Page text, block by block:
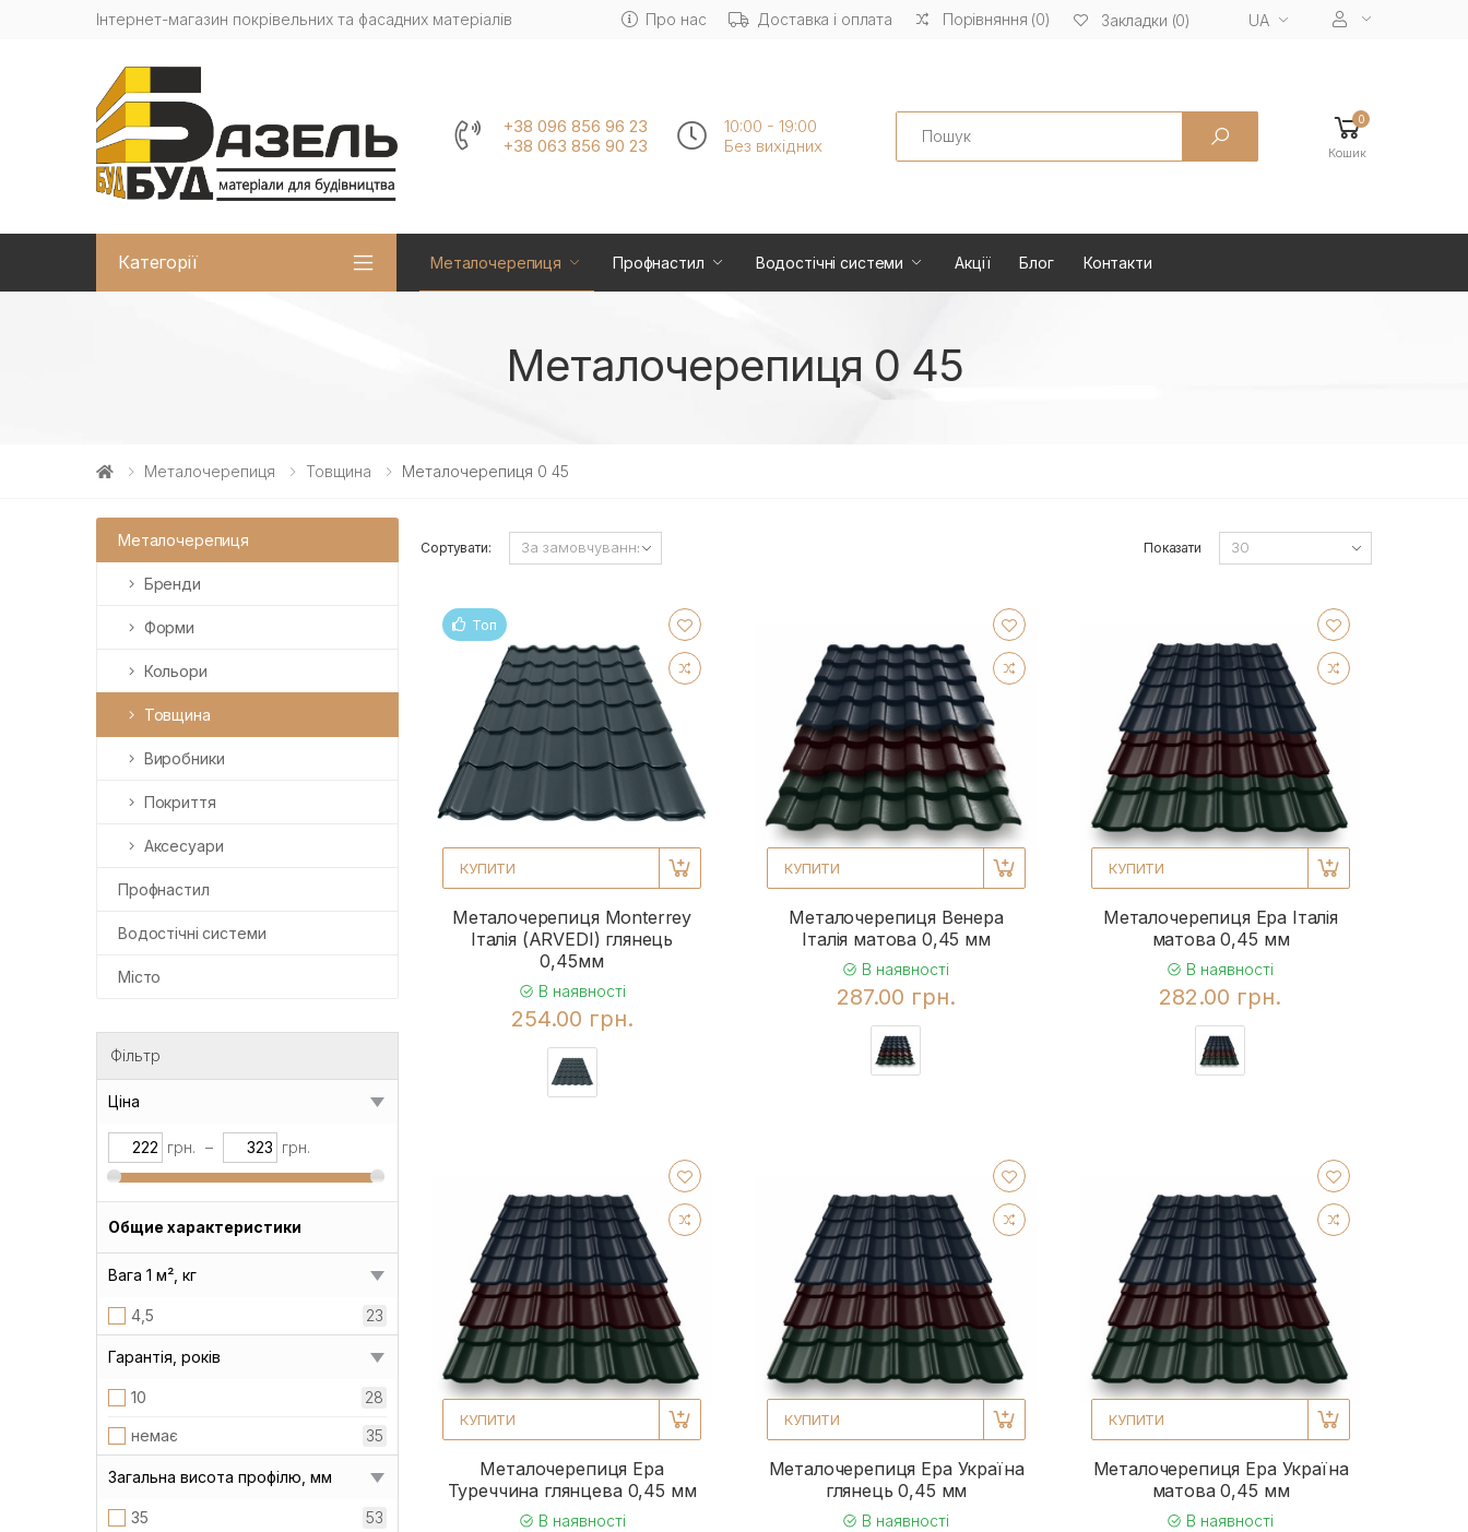
Інтернет-магазин покрівельних та фасадних матеріалів Про нас Доставка і оплата Порівняння (0) Закладки (0) UA
+38 096 856 96 23
+38 063 856 90 23
10:00 - 19:00
Без вихiдних
Search 0
Кошик
Категорії Металочерепиця Профнастил Водостічні системи Акції Блог Контакти
Металочерепиця 0 45
Металочерепиця Товщина Металочерепиця 0 45
Металочерепиця
Бренди
Форми
Кольори
Товщина
Виробники
Покриття
Аксесуари
Профнастил
Водостічні системи
Місто
Фільтр
Ціна
грн. – грн.
Общие характеристики
Вага 1 м², кг
4,5 23
Гарантія, років
10 28
немає 35
Загальна висота профілю, мм
35 53
Сортувати: Показати
Топ
КУПИТИ
Металочерепиця Monterrey
Італія (ARVEDI) глянець
0,45мм
В наявності
254.00 грн.
КУПИТИ
Металочерепиця Венера
Італія матова 0,45 мм
В наявності
287.00 грн.
КУПИТИ
Металочерепиця Ера Італія
матова 0,45 мм
В наявності
282.00 грн.
КУПИТИ
Металочерепиця Ера
Туреччина глянцева 0,45 мм
В наявності
КУПИТИ
Металочерепиця Ера Україна
глянець 0,45 мм
В наявності
КУПИТИ
Металочерепиця Ера Україна
матова 0,45 мм
В наявності